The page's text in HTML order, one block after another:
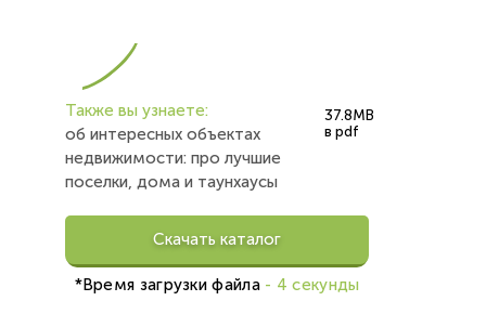
37.8MB
в pdf
Также вы узнаете:
об интересных объектах
недвижимости: про лучшие
поселки, дома и таунхаусы
Скачать каталог
*Время загрузки файла- 4 секунды